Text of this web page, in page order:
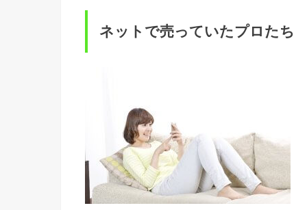
ネットで売っていたプロたち